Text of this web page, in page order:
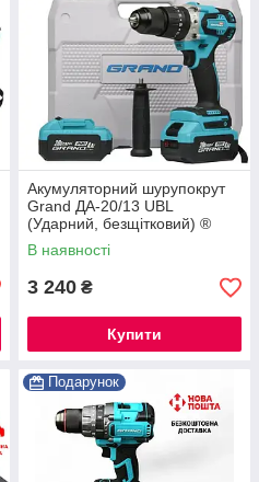
Акумуляторний шурупокрут
Grand ДА-20/13 UBL
(Ударний, безщітковий) ®
В наявності
3 240 ₴
Купити
Подарунок